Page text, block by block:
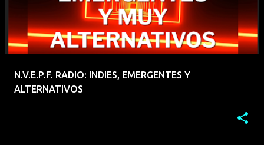
N.V.E.P.F. RADIO: INDIES, EMERGENTES Y
ALTERNATIVOS